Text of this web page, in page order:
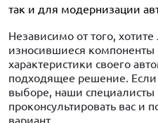
так и для модернизации
Независимо от того,
износившиеся
характеристики своего
подходящее решение.
выборе, наши специалисты
проконсультировать вас и
вариант.